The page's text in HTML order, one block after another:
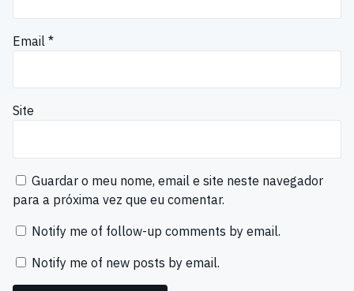
Email *
Site
Guardar o meu nome, email e site neste navegador
para a próxima vez que eu comentar.
Notify me of follow-up comments by email.
Notify me of new posts by email.